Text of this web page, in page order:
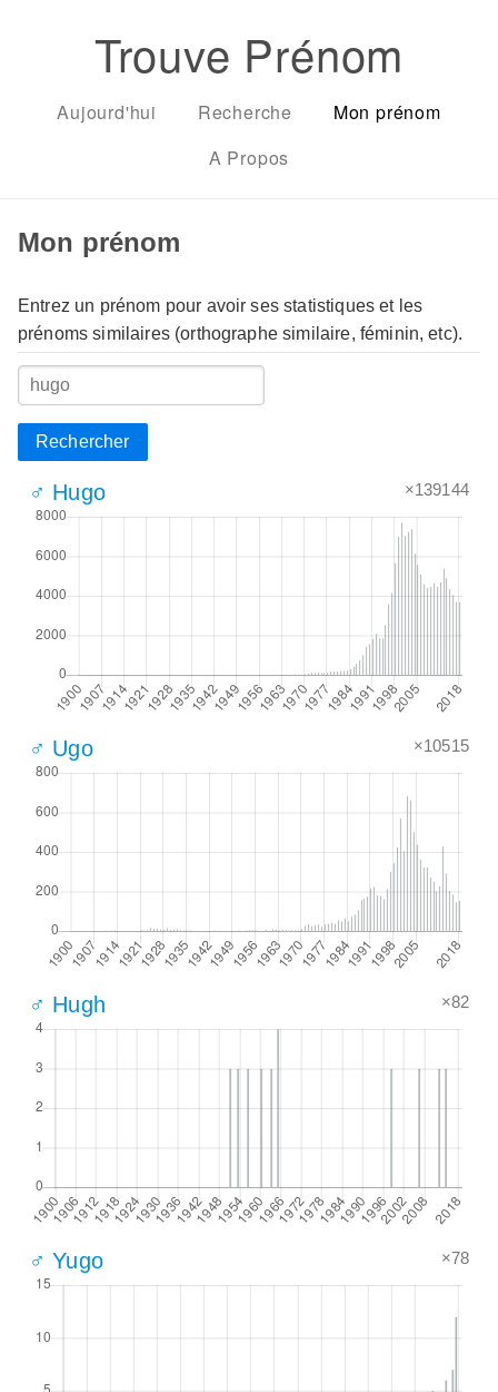
Trouve Prénom
Aujourd'hui Recherche
Mon prénom
A Propos
Mon prénom
Entrez un prénom pour avoir ses statistiques et les
prénoms similaires (orthographe similaire, féminin, etc).
Rechercher
♂ Hugo ×139144
♂ Ugo ×10515
♂ Hugh ×82
♂ Yugo ×78